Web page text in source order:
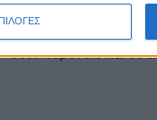
Ντόναλντ Τραμπ –
στον κοροναϊό και το